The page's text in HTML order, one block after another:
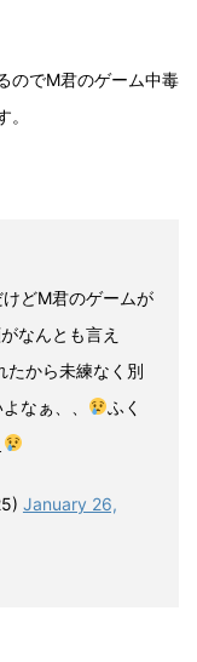
のでM君のゲーム中毒
どM君のゲームが
なんとも言え
たから未練なく別
なぁ、、
ふく
January 26,